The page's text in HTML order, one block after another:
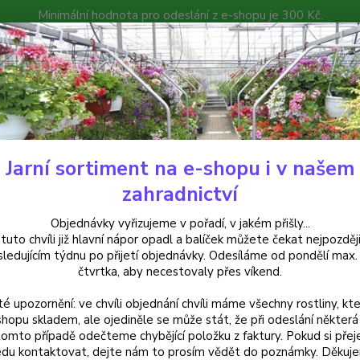
Minimální hodnota pro odeslání z e-shopu je 300 Kč.
můžete čekat nejpozději v následujícím týdnu po přijetí
Poradna Kontakty
Hledat
Balkónové rostliny Lantana Camara červená (Libora měňavá) - cena za
Camara červená (Libora
balení
Jarní sortiment na e-shopu i v našem
zahradnictví
Objednávky vyřizujeme v pořadí, v jakém přišly...
chvíli již hlavní nápor opadl a balíček můžete čekat
týdnu po přijetí objednávky. Odesíláme od pondělí
čtvrtka, aby necestovaly přes víkend.
upozornění: ve chvíli objednání chvíli máme všechny rostliny,
skladem, ale ojediněle se může stát, že při odeslání některá
případě odečteme chybějící položku z faktury. Pokud si
kontaktovat, dejte nám to prosím vědět do poznámky.